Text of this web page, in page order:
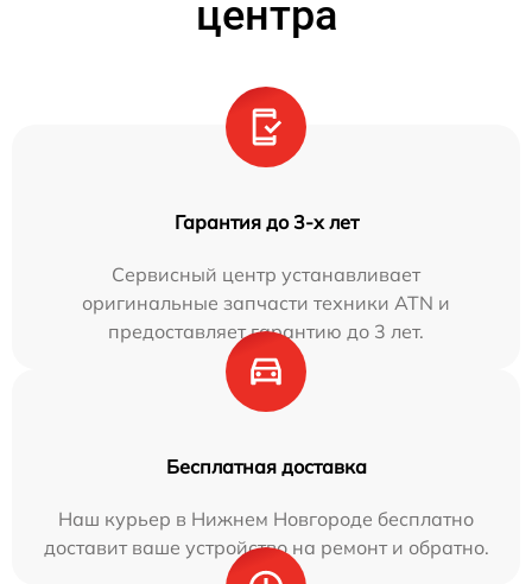
центра
Гарантия до 3-х лет
Сервисный центр устанавливает
оригинальные запчасти техники ATN и
предоставляет гарантию до 3 лет.
Бесплатная доставка
Наш курьер в Нижнем Новгороде бесплатно
доставит ваше устройство на ремонт и обратно.